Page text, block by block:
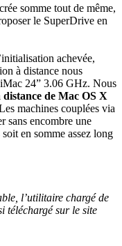
somme tout de même,
le SuperDrive en
achevée,
à distance nous
24” 3.06 GHz. Nous
de Mac OS X
machines couplées via
sans encombre une
en somme assez long
l’utilitaire chargé de
téléchargé sur le site